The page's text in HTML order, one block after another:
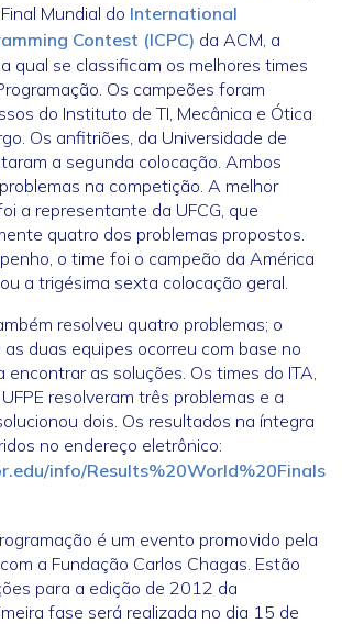
Mundial do International
Contest (ICPC) da ACM, a
qual se classificam os melhores times
Os campeões foram
do Instituto de TI, Mecânica e Ótica
Os anfitriões, da Universidade de
a segunda colocação. Ambos
na competição. A melhor
a representante da UFCG, que
quatro dos problemas propostos.
o time foi o campeão da América
a trigésima sexta colocação geral.
resolveu quatro problemas; o
duas equipes ocorreu com base no
as soluções. Os times do ITA,
resolveram três problemas e a
dois. Os resultados na íntegra
no endereço eletrônico:
info/Results%20World%20Finals
é um evento promovido pela
a Fundação Carlos Chagas. Estão
para a edição de 2012 da
fase será realizada no dia 15 de